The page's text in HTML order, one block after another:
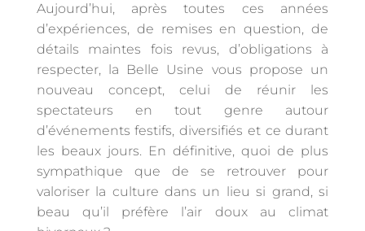
Aujourd’hui, après toutes ces années
d’expériences, de remises en question, de
détails maintes fois revus, d’obligations à
respecter, la Belle Usine vous propose un
nouveau concept, celui de réunir les
spectateurs en tout genre autour
d’événements festifs, diversifiés et ce durant
les beaux jours. En définitive, quoi de plus
sympathique que de se retrouver pour
valoriser la culture dans un lieu si grand, si
beau qu’il préfère l’air doux au climat